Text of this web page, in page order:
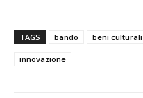
TAGS bando beni culturali
innovazione